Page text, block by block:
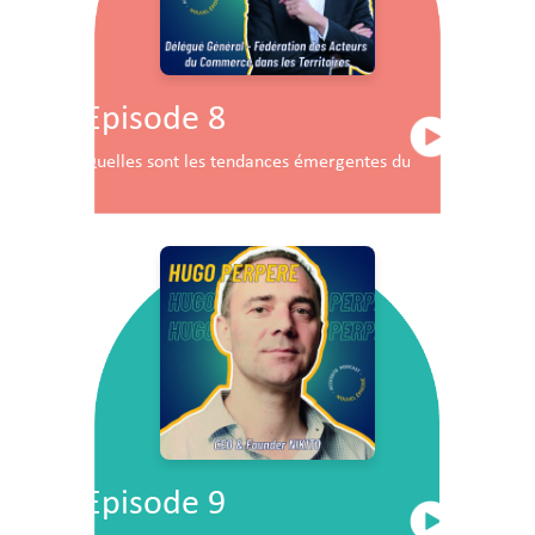
Episode 8
Quelles sont les tendances émergentes du commerce en
Episode 9